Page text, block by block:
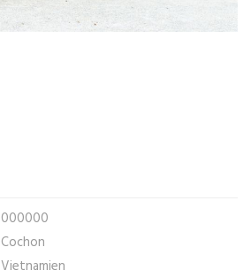
000000
Cochon
Vietnamien